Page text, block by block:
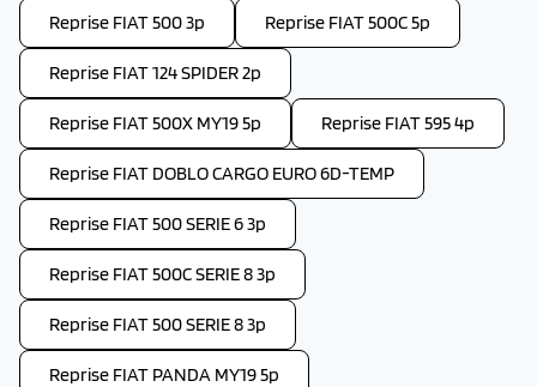
Reprise FIAT 500 3p Reprise FIAT 500C 5p
Reprise FIAT 124 SPIDER 2p
Reprise FIAT 500X MY19 5p Reprise FIAT 595 4p
Reprise FIAT DOBLO CARGO EURO 6D-TEMP
Reprise FIAT 500 SERIE 6 3p
Reprise FIAT 500C SERIE 8 3p
Reprise FIAT 500 SERIE 8 3p
Reprise FIAT PANDA MY19 5p